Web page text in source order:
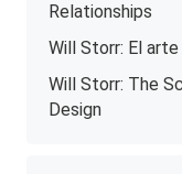
Relationships
Will Storr: El
Will Storr: The
Design